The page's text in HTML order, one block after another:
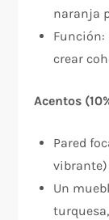
naranja
crear
Acentos
Pared
Un